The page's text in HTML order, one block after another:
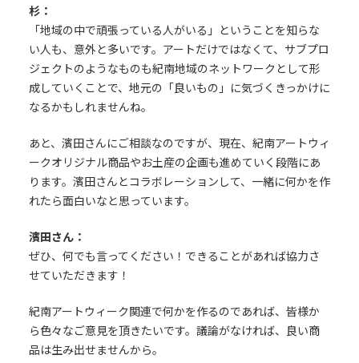
杉：
「地域の中で頑張っている人がいる」ということを知らな
い人も、意外と多いです。アートだけではなくて、サブプロ
ジェクトのようなものも紀南地域のネットワークとして形
成していくことで、地元の「良いもの」に気づくきっかけに
なるかもしれませんね。
あと、濱田さんにご相談なのですが、現在、紀南アートウィ
ークオリジナル商品やお土産の企画も進めていく段階にあ
ります。濱田さんとコラボレーションして、一緒に何かを作
れたら面白いなと思っています。
濱田さん：
ぜひ、何でも言ってください！できることがあれば協力さ
せていただきます！
紀南アートウィーク関連で何かを作るのであれば、皆様か
ら色々なご意見を頂きたいです。議論がなければ、良い商
品は生み出せませんから。